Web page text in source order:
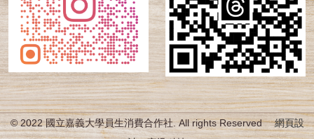
© 2022 國立嘉義大學員生消費合作社. All rights Reserved網頁設